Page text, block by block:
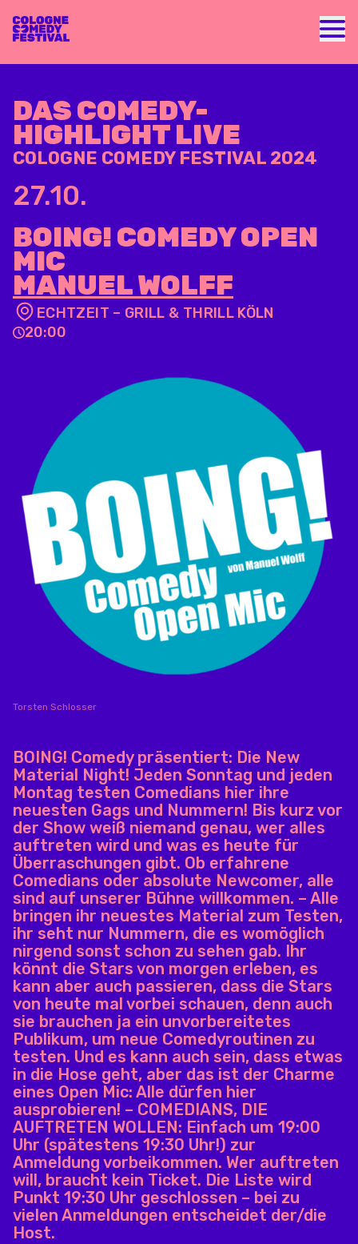
DAS COMEDY-
HIGHLIGHT LIVE
COLOGNE COMEDY FESTIVAL 2024
27.10.
BOING! COMEDY OPEN
MIC
MANUEL WOLFF
ECHTZEIT – GRILL & THRILL KÖLN
20:00
Torsten Schlosser
BOING! Comedy präsentiert: Die New
Material Night! Jeden Sonntag und jeden
Montag testen Comedians hier ihre
neuesten Gags und Nummern! Bis kurz vor
der Show weiß niemand genau, wer alles
auftreten wird und was es heute für
Überraschungen gibt. Ob erfahrene
Comedians oder absolute Newcomer, alle
sind auf unserer Bühne willkommen. – Alle
bringen ihr neuestes Material zum Testen,
ihr seht nur Nummern, die es womöglich
nirgend sonst schon zu sehen gab. Ihr
könnt die Stars von morgen erleben, es
kann aber auch passieren, dass die Stars
von heute mal vorbei schauen, denn auch
sie brauchen ja ein unvorbereitetes
Publikum, um neue Comedyroutinen zu
testen. Und es kann auch sein, dass etwas
in die Hose geht, aber das ist der Charme
eines Open Mic: Alle dürfen hier
ausprobieren! – COMEDIANS, DIE
AUFTRETEN WOLLEN: Einfach um 19:00
Uhr (spätestens 19:30 Uhr!) zur
Anmeldung vorbeikommen. Wer auftreten
will, braucht kein Ticket. Die Liste wird
Punkt 19:30 Uhr geschlossen – bei zu
vielen Anmeldungen entscheidet der/die
Host.